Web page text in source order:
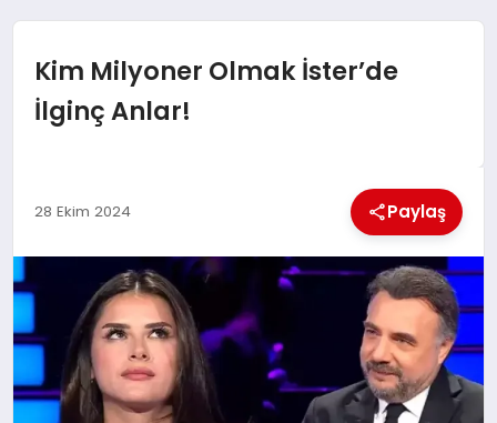
DÜNYA
MAGAZIN
Kim Milyoner Olmak İster’de
İlginç Anlar!
28 Ekim 2024 Paylaş